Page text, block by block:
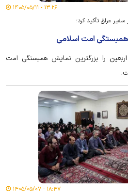
۱۳:۲۶ - ۱۴۰۵/۰۵/۱۱
عراق تأکید کرد؛
همبستگی امت اسلامی
را بزرگترین نمایش همبستگی امت
۱۸:۴۷ - ۱۴۰۵/۰۵/۰۷